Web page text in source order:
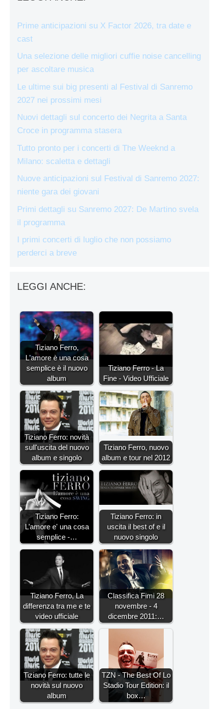
Prime anticipazioni su X Factor 2026, tra date e
cast
Una selezione delle migliori cuffie noise cancelling
per ascoltare musica
Le ultime sui big presenti al Festival di Sanremo
2027 nei prossimi mesi
Nuovi dettagli sul concerto dei Negrita a Santa
Croce in programma stasera
Tutto pronto per i concerti di The Weeknd a
Milano: scaletta e dettagli
Nuove anticipazioni sul Festival di Sanremo 2027:
niente gara dei giovani
Primi dettagli su Sanremo 2027: De Martino svela
il programma
I primi concerti di luglio che non possiamo
perderci a breve
LEGGI ANCHE:
Tiziano Ferro,
L'amore è una cosa
semplice è il nuovo
album
Tiziano Ferro - La
Fine - Video Ufficiale
Tiziano Ferro: novità
sull'uscita del nuovo
album e singolo
Tiziano Ferro, nuovo
album e tour nel 2012
Tiziano Ferro:
L’amore e' una cosa
semplice -…
Tiziano Ferro: in
uscita il best of e il
nuovo singolo
Tiziano Ferro, La
differenza tra me e te
video ufficiale
Classifica Fimi 28
novembre - 4
dicembre 2011:…
Tiziano Ferro: tutte le
novità sul nuovo
album
TZN - The Best Of Lo
Stadio Tour Edition: il
box…